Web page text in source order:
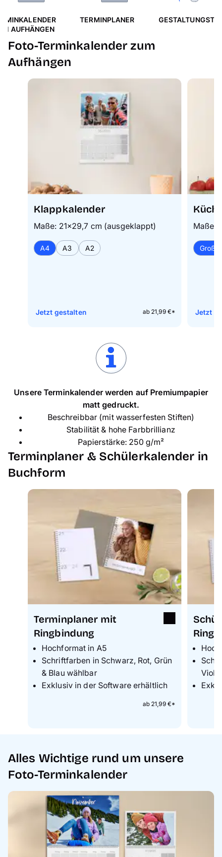
AUFHÄNGEN
TERMINPLANER
Foto-Terminkalender zum
Aufhängen
Klappkalender
Maße: 21×29,7 cm (ausgeklappt)
A4 A3 A2
ab 21,99 €*
Jetzt gestalten
Maße:
Groß
Jetzt
Unsere Terminkalender werden auf Premiumpapier
matt gedruckt.
Beschreibbar (mit wasserfesten Stiften)
Stabilität & hohe Farbbrillianz
Papierstärke: 250 g/m²
Terminplaner & Schülerkalender in
Buchform
Terminplaner mit
Ringbindung
Hochformat in A5
Schriftfarben in Schwarz, Rot, Grün
& Blau wählbar
Exklusiv in der Software erhältlich
ab 21,99 €*
Alles Wichtige rund um unsere
Foto-Terminkalender